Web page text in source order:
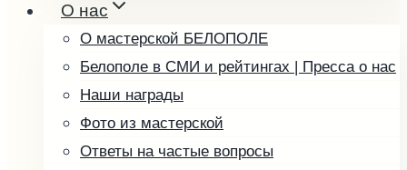
Льняное
Маковое
Миндальное
Облепиховое
Подсолнечное
Расторопша
О нас
О мастерской БЕЛОПОЛЕ
Белополе в СМИ и рейтингах | Пресса о нас
Наши награды
Фото из мастерской
Ответы на частые вопросы